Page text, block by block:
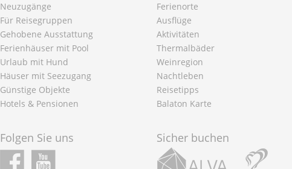
Neuzugänge
Für Reisegruppen
Gehobene Ausstattung
Ferienhäuser mit Pool
Urlaub mit Hund
Häuser mit Seezugang
Günstige Objekte
Hotels & Pensionen
Ferienorte
Ausflüge
Aktivitäten
Thermalbäder
Weinregion
Nachtleben
Reisetipps
Balaton Karte
Folgen Sie uns Sicher buchen